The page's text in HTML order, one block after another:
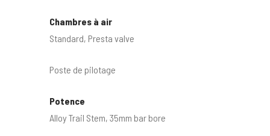
Chambres à air
Standard, Presta valve
Poste de pilotage
Potence
Alloy Trail Stem, 35mm bar bore